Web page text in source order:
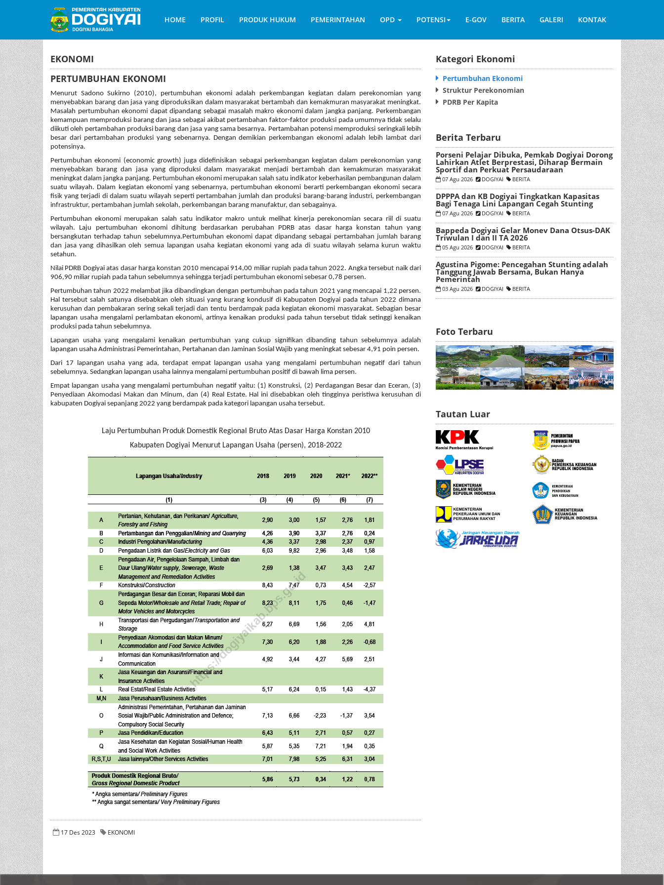
HOME PROFIL PRODUK HUKUM PEMERINTAHAN OPD POTENSI E-GOV BERITA GALERI KONTAK
EKONOMI
PERTUMBUHAN EKONOMI
Menurut Sadono Sukirno (2010), pertumbuhan ekonomi adalah perkembangan kegiatan dalam perekonomian yang
menyebabkan barang dan jasa yang diproduksikan dalam masyarakat bertambah dan kemakmuran masyarakat meningkat.
Masalah pertumbuhan ekonomi dapat dipandang sebagai masalah makro ekonomi dalam jangka panjang. Perkembangan
kemampuan memproduksi barang dan jasa sebagai akibat pertambahan faktor-faktor produksi pada umumnya tidak selalu
diikuti oleh pertambahan produksi barang dan jasa yang sama besarnya. Pertambahan potensi memproduksi seringkali lebih
besar dari pertambahan produksi yang sebenarnya. Dengan demikian perkembangan ekonomi adalah lebih lambat dari
potensinya.
Pertumbuhan ekonomi (economic growth) juga didefinisikan sebagai perkembangan kegiatan dalam perekonomian yang
menyebabkan barang dan jasa yang diproduksi dalam masyarakat menjadi bertambah dan kemakmuran masyarakat
meningkat dalam jangka panjang. Pertumbuhan ekonomi merupakan salah satu indikator keberhasilan pembangunan dalam
suatu wilayah. Dalam kegiatan ekonomi yang sebenarnya, pertumbuhan ekonomi berarti perkembangan ekonomi secara
fisik yang terjadi di dalam suatu wilayah seperti pertambahan jumlah dan produksi barang-barang industri, perkembangan
infrastruktur, pertambahan jumlah sekolah, perkembangan barang manufaktur, dan sebagainya.
Pertumbuhan ekonomi merupakan salah satu indikator makro untuk melihat kinerja perekonomian secara riil di suatu
wilayah. Laju pertumbuhan ekonomi dihitung berdasarkan perubahan PDRB atas dasar harga konstan tahun yang
bersangkutan terhadap tahun sebelumnya.Pertumbuhan ekonomi dapat dipandang sebagai pertambahan jumlah barang
dan jasa yang dihasilkan oleh semua lapangan usaha kegiatan ekonomi yang ada di suatu wilayah selama kurun waktu
setahun.
Nilai PDRB Dogiyai atas dasar harga konstan 2010 mencapai 914,00 miliar rupiah pada tahun 2022. Angka tersebut naik dari
906,90 miliar rupiah pada tahun sebelumnya sehingga terjadi pertumbuhan ekonomi sebesar 0,78 persen.
Pertumbuhan tahun 2022 melambat jika dibandingkan dengan pertumbuhan pada tahun 2021 yang mencapai 1,22 persen.
Hal tersebut salah satunya disebabkan oleh situasi yang kurang kondusif di Kabupaten Dogiyai pada tahun 2022 dimana
kerusuhan dan pembakaran sering sekali terjadi dan tentu berdampak pada kegiatan ekonomi masyarakat. Sebagian besar
lapangan usaha mengalami perlambatan ekonomi, artinya kenaikan produksi pada tahun tersebut tidak setinggi kenaikan
produksi pada tahun sebelumnya.
Lapangan usaha yang mengalami kenaikan pertumbuhan yang cukup signifikan dibanding tahun sebelumnya adalah
lapangan usaha Administrasi Pemerintahan, Pertahanan dan Jaminan Sosial Wajib yang meningkat sebesar 4,91 poin persen.
Dari 17 lapangan usaha yang ada, terdapat empat lapangan usaha yang mengalami pertumbuhan negatif dari tahun
sebelumnya. Sedangkan lapangan usaha lainnya mengalami pertumbuhan positif di bawah lima persen.
Empat lapangan usaha yang mengalami pertumbuhan negatif yaitu: (1) Konstruksi, (2) Perdagangan Besar dan Eceran, (3)
Penyediaan Akomodasi Makan dan Minum, dan (4) Real Estate. Hal ini disebabkan oleh tingginya peristiwa kerusuhan di
kabupaten Dogiyai sepanjang 2022 yang berdampak pada kategori lapangan usaha tersebut.
Laju Pertumbuhan Produk Domestik Regional Bruto Atas Dasar Harga Konstan 2010
Kabupaten Dogiyai Menurut Lapangan Usaha (persen), 2018-2022
17 Des 2023 EKONOMI
Kategori Ekonomi
Pertumbuhan Ekonomi
Struktur Perekonomian
PDRB Per Kapita
Berita Terbaru
Porseni Pelajar Dibuka, Pemkab Dogiyai Dorong
Lahirkan Atlet Berprestasi, Diharap Bermain
Sportif dan Perkuat Persaudaraan
07 Agu 2026 DOGIYAI BERITA
DPPPA dan KB Dogiyai Tingkatkan Kapasitas
Bagi Tenaga Lini Lapangan Cegah Stunting
07 Agu 2026 DOGIYAI BERITA
Bappeda Dogiyai Gelar Monev Dana Otsus-DAK
Triwulan I dan II TA 2026
05 Agu 2026 DOGIYAI BERITA
Agustina Pigome: Pencegahan Stunting adalah
Tanggung Jawab Bersama, Bukan Hanya
Pemerintah
03 Agu 2026 DOGIYAI BERITA
Foto Terbaru
Tautan Luar